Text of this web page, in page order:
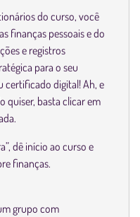
do curso, você
finanças pessoais e do
e registros
para o seu
certificado digital! Ah, e
quiser, basta clicar em
dê início ao curso e
finanças.
grupo com